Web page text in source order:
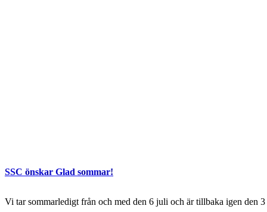
SSC önskar Glad sommar!
Vi tar sommarledigt från och med den 6 juli och är tillbaka igen den